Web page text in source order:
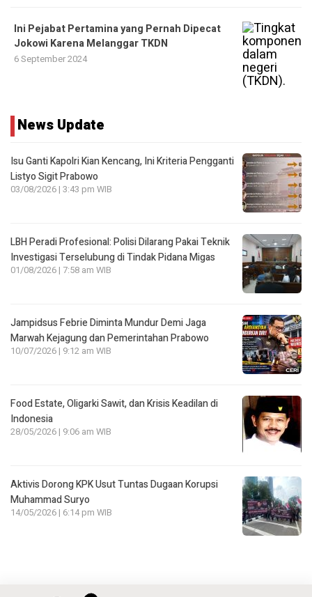
Ini Pejabat Pertamina yang Pernah Dipecat
Jokowi Karena Melanggar TKDN
6 September 2024
News Update
Isu Ganti Kapolri Kian Kencang, Ini Kriteria Pengganti
Listyo Sigit Prabowo
03/08/2026 | 3:43 pm WIB
LBH Peradi Profesional: Polisi Dilarang Pakai Teknik
Investigasi Terselubung di Tindak Pidana Migas
01/08/2026 | 7:58 am WIB
Jampidsus Febrie Diminta Mundur Demi Jaga
Marwah Kejagung dan Pemerintahan Prabowo
10/07/2026 | 9:12 am WIB
Food Estate, Oligarki Sawit, dan Krisis Keadilan di
Indonesia
28/05/2026 | 9:06 am WIB
Aktivis Dorong KPK Usut Tuntas Dugaan Korupsi
Muhammad Suryo
14/05/2026 | 6:14 pm WIB